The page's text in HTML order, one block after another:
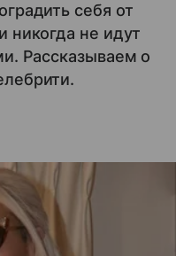
себя от
никогда не идут
Рассказываем о